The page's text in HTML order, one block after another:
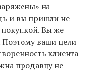
на
и вы пришли не
покупкой. Вы же
Поэтому ваши цели
клиента
продавцу не